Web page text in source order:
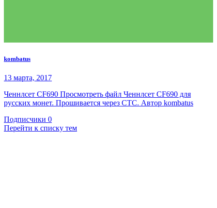
kombatus
13 марта, 2017
Ченнлсет CF690 Просмотреть файл Ченнлсет CF690 для
русских монет. Прошивается через СТС. Автор kombatus
Подписчики 0
Перейти к списку тем